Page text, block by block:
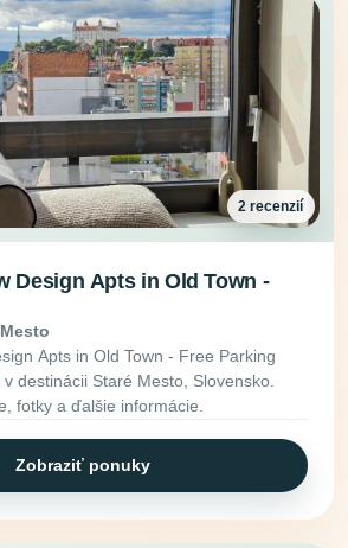
2 recenzií
Design Apts in Old Town -
Apts in Old Town - Free Parking
destinácii Staré Mesto, Slovensko.
fotky a ďalšie informácie.
Zobraziť ponuky